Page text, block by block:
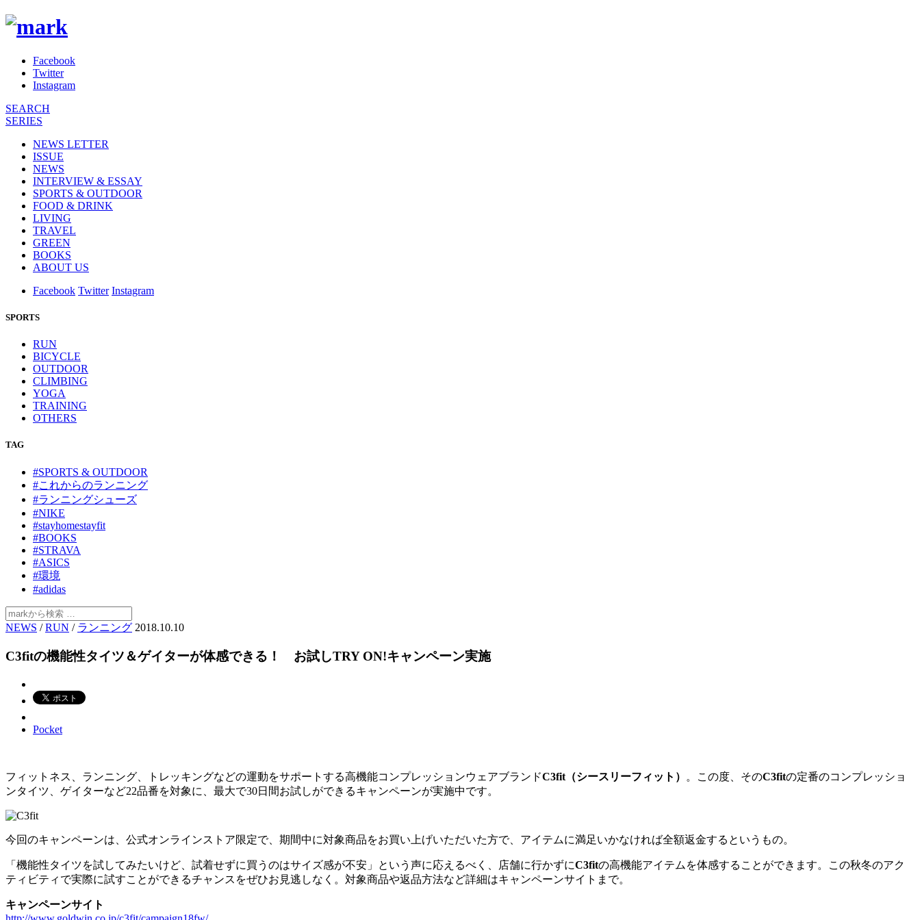
Facebook
Twitter
Instagram
SEARCH
SERIES
NEWS LETTER
ISSUE
NEWS
INTERVIEW & ESSAY
SPORTS & OUTDOOR
FOOD & DRINK
LIVING
TRAVEL
GREEN
BOOKS
ABOUT US
Facebook Twitter Instagram
SPORTS
RUN
BICYCLE
OUTDOOR
CLIMBING
YOGA
TRAINING
OTHERS
TAG
#SPORTS & OUTDOOR
#これからのランニング
#ランニングシューズ
#NIKE
#stayhomestayfit
#BOOKS
#STRAVA
#ASICS
#環境
#adidas
NEWS /RUN / ランニング 2018.10.10
C3fitの機能性タイツ＆ゲイターが体感できる！ お試しTRY ON!キャンペーン実施
Pocket
フィットネス、ランニング、トレッキングなどの運動をサポートする高機能コンプレッションウェアブランドC3fit（シースリーフィット） 。この度、そのC3fitの定番のコンプレッショ
ンタイツ、ゲイターなど22品番を対象に、最大で30日間お試しができるキャンペーンが実施中です。
今回のキャンペーンは、公式オンラインストア限定で、期間中に対象商品をお買い上げいただいた方で、アイテムに満足いかなければ全額返金するというもの。
「機能性タイツを試してみたいけど、試着せずに買うのはサイズ感が不安」という声に応えるべく、店舗に行かずにC3fitの高機能アイテムを体感することができます。この秋冬のアク
ティビティで実際に試すことができるチャンスをぜひお見逃しなく。対象商品や返品方法など詳細はキャンペーンサイトまで。
キャンペーンサイト